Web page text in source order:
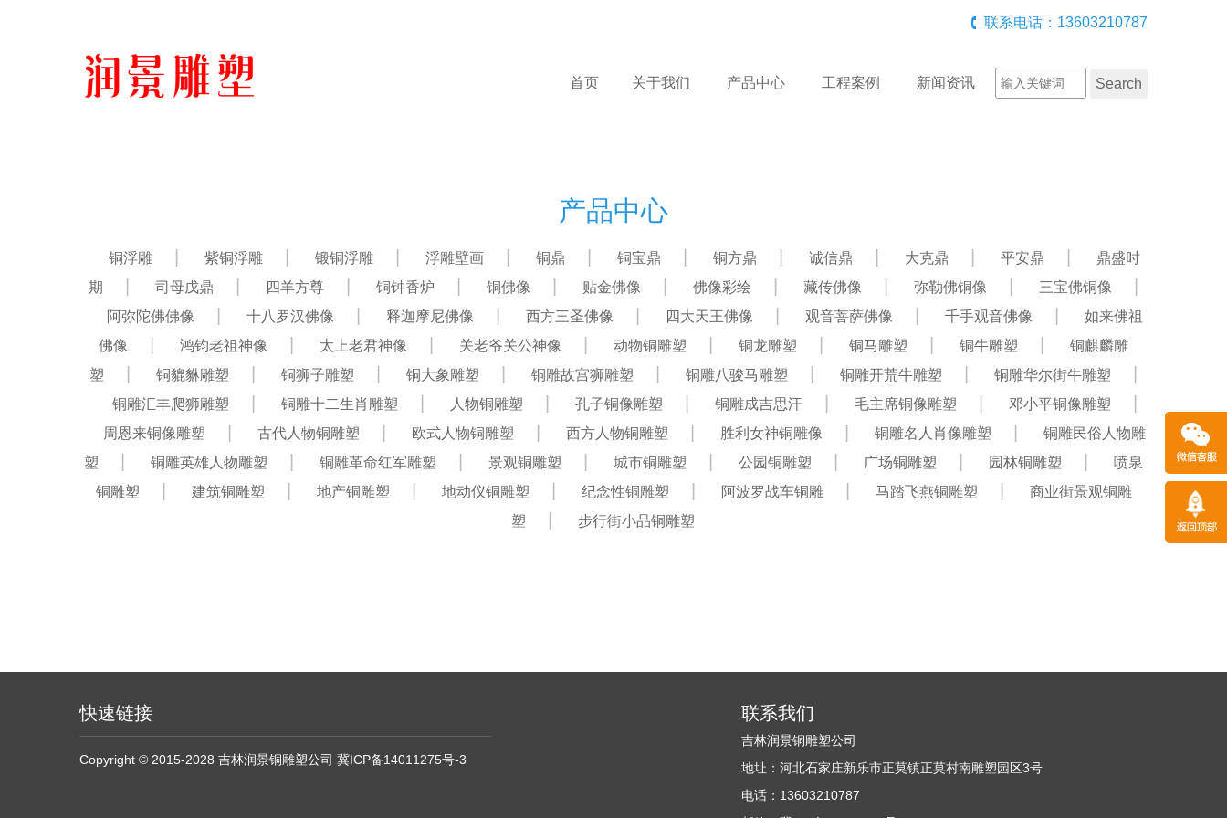
联系电话：13603210787
首页 关于我们 产品中心 工程案例 新闻资讯
产品中心
铜浮雕 紫铜浮雕 锻铜浮雕 浮雕壁画 铜鼎 铜宝鼎 铜方鼎 诚信鼎 大克鼎 平安鼎
鼎盛时
期
司母戊鼎 四羊方尊 铜钟香炉 铜佛像 贴金佛像 佛像彩绘 藏传佛像 弥勒佛铜像
三宝佛铜像
阿弥陀佛佛像
十八罗汉佛像 释迦摩尼佛像 西方三圣佛像 四大天王佛像 观音菩萨佛像 千手观音佛像
如来佛祖
佛像
鸿钧老祖神像 太上老君神像 关老爷关公神像 动物铜雕塑 铜龙雕塑 铜马雕塑 铜牛雕塑
铜麒麟雕
塑
铜貔貅雕塑 铜狮子雕塑 铜大象雕塑 铜雕故宫狮雕塑 铜雕八骏马雕塑 铜雕开荒牛雕塑
铜雕华尔街牛雕塑
铜雕汇丰爬狮雕塑
铜雕十二生肖雕塑 人物铜雕塑 孔子铜像雕塑 铜雕成吉思汗 毛主席铜像雕塑
邓小平铜像雕塑
周恩来铜像雕塑
古代人物铜雕塑 欧式人物铜雕塑 西方人物铜雕塑 胜利女神铜雕像 铜雕名人肖像雕塑
铜雕民俗人物雕
塑
铜雕英雄人物雕塑 铜雕革命红军雕塑 景观铜雕塑 城市铜雕塑 公园铜雕塑 广场铜雕塑 园林铜雕塑
喷泉
铜雕塑
建筑铜雕塑 地产铜雕塑 地动仪铜雕塑 纪念性铜雕塑 阿波罗战车铜雕 马踏飞燕铜雕塑
商业街景观铜雕
塑
步行街小品铜雕塑
快速链接
Copyright © 2015-2028 吉林润景铜雕塑公司 冀ICP备14011275号-3
联系我们
吉林润景铜雕塑公司
地址：河北石家庄新乐市正莫镇正莫村南雕塑园区3号
电话：13603210787